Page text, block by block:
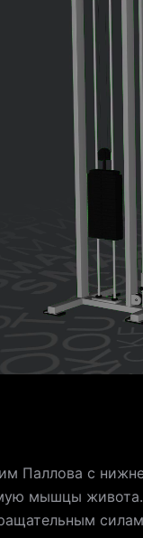
Паллова с
мышцы живота.